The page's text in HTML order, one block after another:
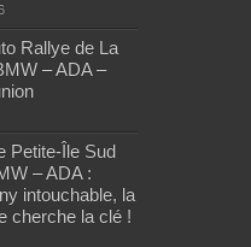
Rallye de La
– ADA –
Petite-Île Sud
– ADA :
intouchable, la
cherche la clé !